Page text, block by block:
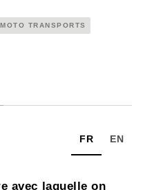
TRANSPORTS
FR EN
avec laquelle on